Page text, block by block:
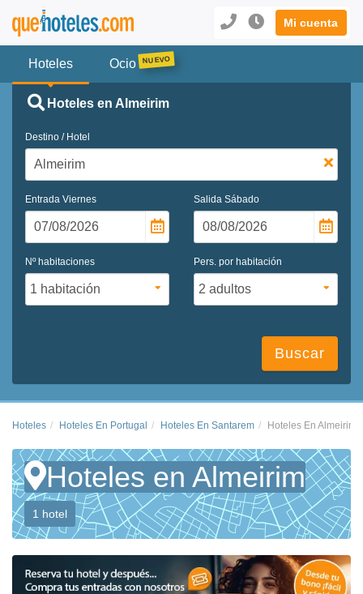
Mi cuenta
Hoteles Ocio
Hoteles en Almeirim
Destino / Hotel
Entrada Viernes Salida Sábado
Nº habitaciones Pers. por habitación
Buscar
Hoteles Hoteles En Portugal Hoteles En Santarem Hoteles En Almeirim
Hoteles en Almeirim
1 hotel